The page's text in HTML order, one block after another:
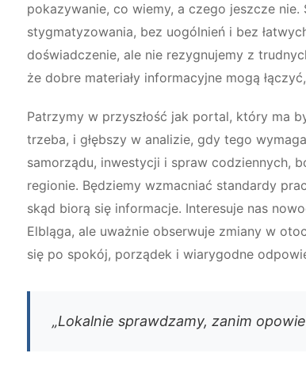
pokazywanie, co wiemy, a czego jeszcze
stygmatyzowania, bez uogólnień i bez
doświadczenie, ale nie rezygnujemy z
że dobre materiały informacyjne mogą
Patrzymy w przyszłość jak portal, który ma
trzeba, i głębszy w analizie, gdy tego
samorządu, inwestycji i spraw codziennych,
regionie. Będziemy wzmacniać standardy
skąd biorą się informacje. Interesuje nas
Elbląga, ale uważnie obserwuje zmiany w
się po spokój, porządek i wiarygodne
„Lokalnie sprawdzamy, zanim